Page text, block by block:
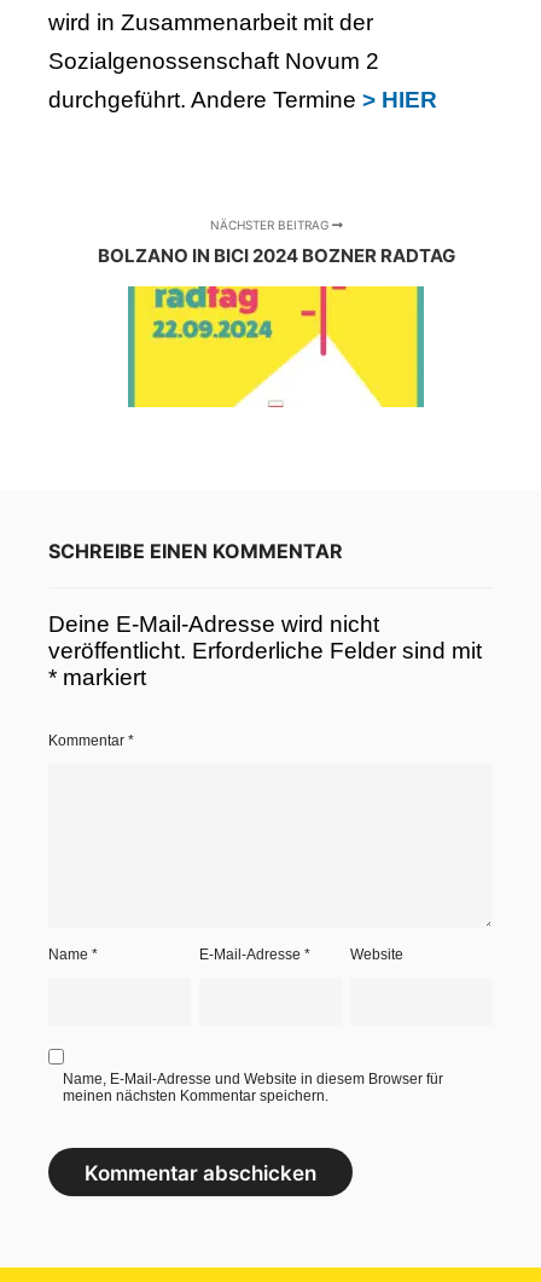
wird in Zusammenarbeit mit der
Sozialgenossenschaft Novum 2
durchgeführt. Andere Termine > HIER
NÄCHSTER BEITRAG
BOLZANO IN BICI 2024 BOZNER RADTAG
SCHREIBE EINEN KOMMENTAR
Deine E-Mail-Adresse wird nicht
veröffentlicht. Erforderliche Felder sind mit
* markiert
Kommentar *
Name * E-Mail-Adresse* Website
Name, E-Mail-Adresse und Website in diesem Browser für
meinen nächsten Kommentar speichern.